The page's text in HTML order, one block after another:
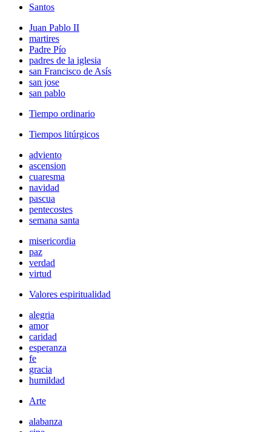
Santos
Juan Pablo II
martires
Padre Pío
padres de la iglesia
san Francisco de Asís
san jose
san pablo
Tiempo ordinario
Tiempos litúrgicos
adviento
ascension
cuaresma
navidad
pascua
pentecostes
semana santa
misericordia
paz
verdad
virtud
Valores espiritualidad
alegria
amor
caridad
esperanza
fe
gracia
humildad
Arte
alabanza